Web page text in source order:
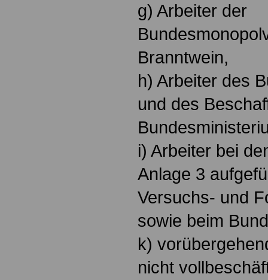
g) Arbeiter der
Branntwein,
h) Arbeiter des
und des
i) Arbeiter bei
Anlage 3
Versuchs- und
sowie beim
k)
nicht